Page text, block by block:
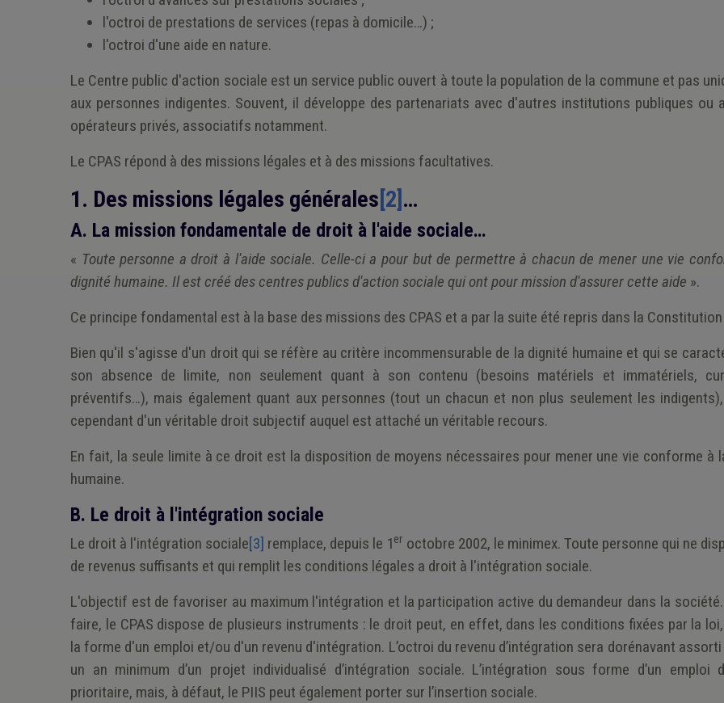
l'octroi de prestations de services (repas à domicile…) ;
l'octroi d'une aide en nature.
Le Centre public d'action sociale est un service public ouvert à toute la population de la commune et pas
aux personnes indigentes. Souvent, il développe des partenariats avec d'autres institutions publiques ou
opérateurs privés, associatifs notamment.
Le CPAS répond à des missions légales et à des missions facultatives.
1. Des missions légales générales [2] …
A. La mission fondamentale de droit à l'aide sociale…
« Toute personne a droit à l'aide sociale. Celle-ci a pour but de permettre à chacun de mener une vie
dignité humaine. Il est créé des centres publics d'action sociale qui ont pour mission d'assurer cette aide ».
Ce principe fondamental est à la base des missions des CPAS et a par la suite été repris dans la
Bien qu'il s'agisse d'un droit qui se réfère au critère incommensurable de la dignité humaine et qui se
son absence de limite, non seulement quant à son contenu (besoins matériels et immatériels,
préventifs…), mais également quant aux personnes (tout un chacun et non plus seulement les
cependant d'un véritable droit subjectif auquel est attaché un véritable recours.
En fait, la seule limite à ce droit est la disposition de moyens nécessaires pour mener une vie conforme à
humaine.
B. Le droit à l'intégration sociale
Le droit à l'intégration sociale[3] remplace, depuis le 1er octobre 2002, le minimex. Toute personne qui ne
de revenus suffisants et qui remplit les conditions légales a droit à l'intégration sociale.
L'objectif est de favoriser au maximum l'intégration et la participation active du demandeur dans la
faire, le CPAS dispose de plusieurs instruments : le droit peut, en effet, dans les conditions fixées par la
la forme d'un emploi et/ou d'un revenu d'intégration. L’octroi du revenu d’intégration sera dorénavant
un an minimum d’un projet individualisé d’intégration sociale. L’intégration sous forme d’un emploi
prioritaire, mais, à défaut, le PIIS peut également porter sur l’insertion sociale.